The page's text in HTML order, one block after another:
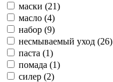
маски (21)
масло (4)
набор (9)
несмываемый уход (26)
паста (1)
помада (1)
силер (2)